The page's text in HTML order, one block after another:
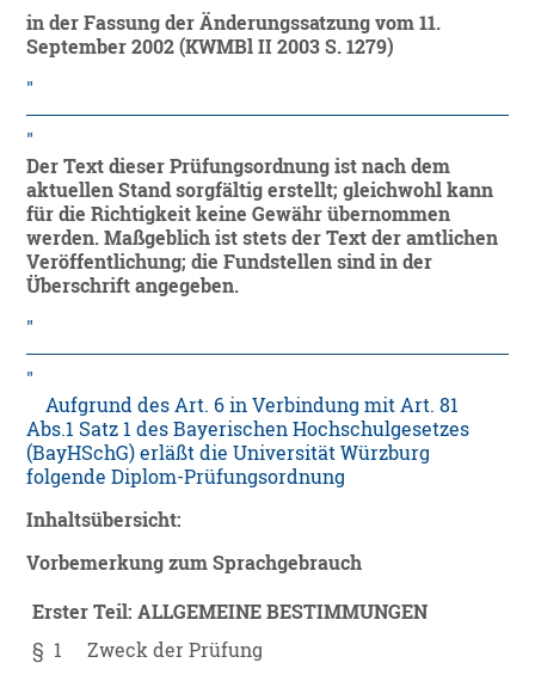
in der Fassung der Änderungssatzung vom 11.
September 2002 (KWMBl II 2003 S. 1279)
Der Text dieser Prüfungsordnung ist nach dem
aktuellen Stand sorgfältig erstellt; gleichwohl kann
für die Richtigkeit keine Gewähr übernommen
werden. Maßgeblich ist stets der Text der amtlichen
Veröffentlichung; die Fundstellen sind in der
Überschrift angegeben.
Aufgrund des Art. 6 in Verbindung mit Art. 81
Abs.1 Satz 1 des Bayerischen Hochschulgesetzes
(BayHSchG) erläßt die Universität Würzburg
folgende Diplom-Prüfungsordnung
Inhaltsübersicht:
Vorbemerkung zum Sprachgebrauch
Erster Teil: ALLGEMEINE BESTIMMUNGEN
§ 1
Zweck der Prüfung